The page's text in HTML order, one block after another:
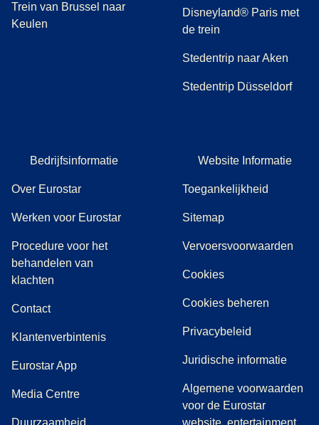
Trein van Brussel naar
Keulen
Disneyland® Paris met
de trein
Stedentrip naar Aken
Stedentrip Düsseldorf
Bedrijfsinformatie
Over Eurostar
Werken voor Eurostar
Procedure voor het
behandelen van
klachten
Contact
Klantenverbintenis
Eurostar App
Media Centre( opent in een nieuwe tab)
Website Informatie
Toegankelijkheid
Sitemap
Vervoersvoorwaarden
Cookies
Cookies beheren
Privacybeleid
Juridische informatie
Algemene voorwaarden
voor de Eurostar